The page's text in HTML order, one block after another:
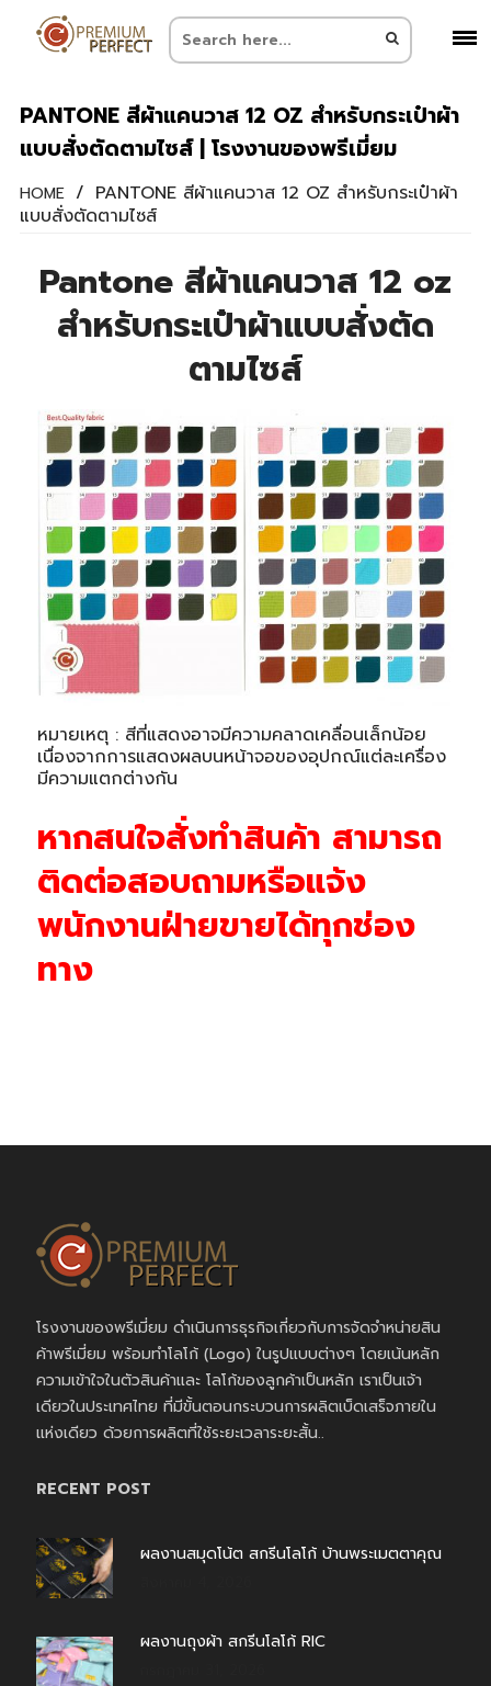
PANTONE สีผ้าแคนวาส 12 OZ สำหรับกระเป๋าผ้า
แบบสั่งตัดตามไซส์ | โรงงานของพรีเมี่ยม
HOME / PANTONE สีผ้าแคนวาส 12 OZ สำหรับกระเป๋าผ้า
แบบสั่งตัดตามไซส์
Pantone สีผ้าแคนวาส 12 oz
สำหรับกระเป๋าผ้าแบบสั่งตัด
ตามไซส์
หมายเหตุ : สีที่แสดงอาจมีความคลาดเคลื่อนเล็กน้อย
เนื่องจากการแสดงผลบนหน้าจอของอุปกณ์แต่ละเครื่อง
มีความแตกต่างกัน
หากสนใจสั่งทำสินค้า สามารถ
ติดต่อสอบถามหรือแจ้ง
พนักงานฝ่ายขายได้ทุกช่อง
ทาง
โรงงานของพรีเมี่ยม ดำเนินการธุรกิจเกี่ยวกับการจัดจำหน่ายสิน
ค้าพรีเมี่ยม พร้อมทำโลโก้ (Logo) ในรูปแบบต่างๆ โดยเน้นหลัก
ความเข้าใจในตัวสินค้าและ โลโก้ของลูกค้าเป็นหลัก เราเป็นเจ้า
เดียวในประเทศไทย ที่มีขั้นตอนกระบวนการผลิตเบ็ดเสร็จภายใน
แห่งเดียว ด้วยการผลิตที่ใช้ระยะเวลาระยะสั้น..
RECENT POST
ผลงานสมุดโน้ต สกรีนโลโก้ บ้านพระเมตตาคุณ
ผลงานถุงผ้า สกรีนโลโก้ RIC